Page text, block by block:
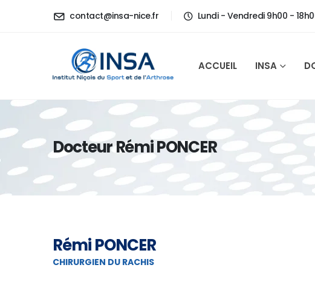
contact@insa-nice.fr Lundi - Vendredi 9h00 -
ACCUEIL INSA
Docteur Rémi PONCER
Rémi PONCER
CHIRURGIEN DU RACHIS